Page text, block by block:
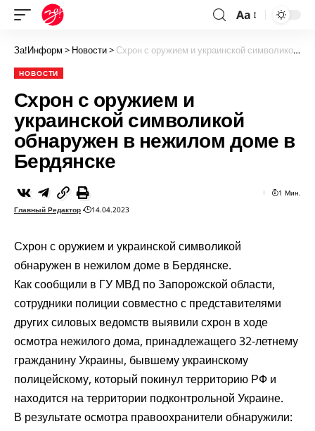
Aa
За!Информ > Новости> Схрон с оружием и украинской символикой обнаружен в нежилом доме в Бердянске
НОВОСТИ
Схрон с оружием и
украинской символикой
обнаружен в нежилом доме в
Бердянске
Главный Редактор 14.04.2023
1 Мин.
Схрон с оружием и украинской символикой
обнаружен в нежилом доме в Бердянске.
Как сообщили в ГУ МВД по Запорожской области,
сотрудники полиции совместно с представителями
других силовых ведомств выявили схрон в ходе
осмотра нежилого дома, принадлежащего 32-летнему
гражданину Украины, бывшему украинскому
полицейскому, который покинул территорию РФ и
находится на территории подконтрольной Украине.
В результате осмотра правоохранители обнаружили: